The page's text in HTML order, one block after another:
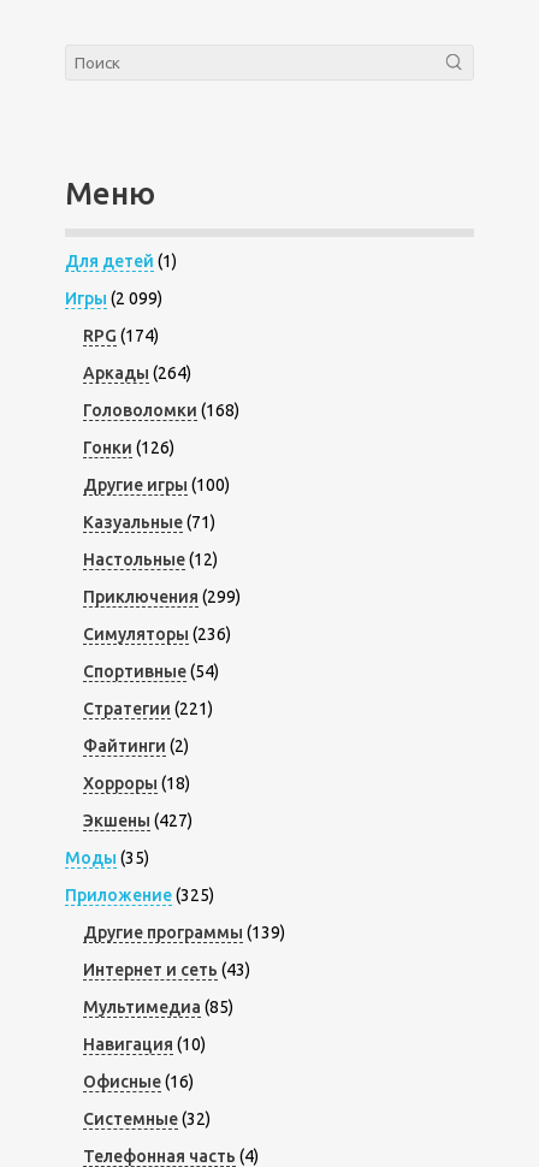
Меню
Для детей (1)
Игры (2 099)
RPG (174)
Аркады (264)
Головоломки (168)
Гонки (126)
Другие игры (100)
Казуальные(71)
Настольные(12)
Приключения (299)
Симуляторы (236)
Спортивные(54)
Стратегии (221)
Файтинги (2)
Хорроры (18)
Экшены (427)
Моды (35)
Приложение(325)
Другие программы (139)
Интернет и сеть (43)
Мультимедиа (85)
Навигация (10)
Офисные(16)
Системные(32)
Телефонная часть (4)